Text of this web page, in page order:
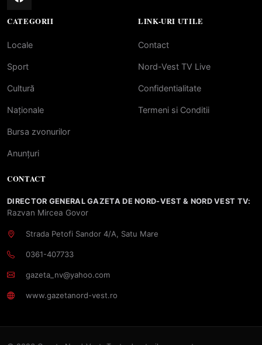
CATEGORII
Locale
Sport
Cultură
Naționale
Bursa zvonurilor
Anunțuri
LINK-URI UTILE
Contact
Nord-Vest TV Live
Confidentialitate
Termeni si Conditii
CONTACT
DIRECTOR GENERAL GAZETA DE NORD-VEST & NORD VEST TV:
Razvan Mircea Govor
Strada Petofi Sandor 4/A, Satu Mare
0361-407733
gazeta_nv@yahoo.com
www.gazetanord-vest.ro